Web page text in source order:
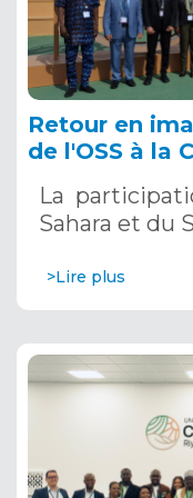
Retour en
de l'OSS à la
Saoudite
La
Sahara et du
>Lire plus